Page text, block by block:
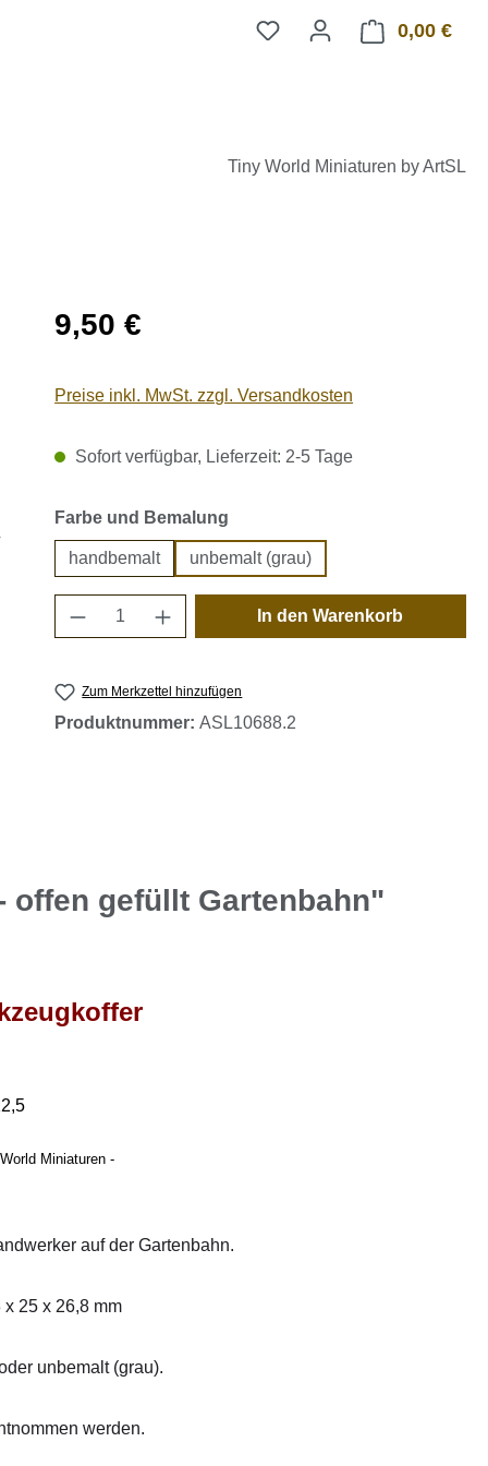
0,00 €
Tiny World Miniaturen by ArtSL
Regulärer Preis:
9,50 €
Preise inkl. MwSt. zzgl. Versandkosten
Sofort verfügbar, Lieferzeit: 2-5 Tage
Farbe und Bemalung
handbemalt unbemalt (grau)
Produkt Anzahl: Gib den
In den Warenkorb
Zum Merkzettel hinzufügen
Produktnummer:ASL10688.2
offen gefüllt Gartenbahn"
Miniaturen -
auf der Gartenbahn.
25 x 26,8 mm
unbemalt (grau).
werden.